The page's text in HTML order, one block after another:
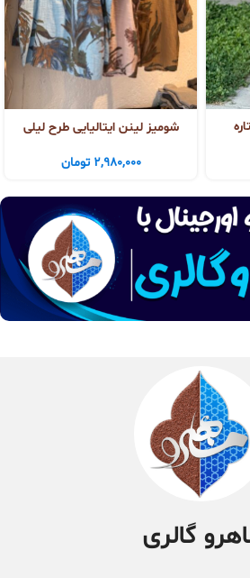
شومیز لینن ایتالیایی طرح لیلی
2,980,000 تومان
گالری